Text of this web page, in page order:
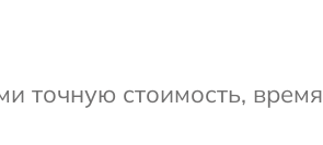
точную стоимость,